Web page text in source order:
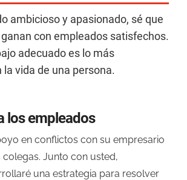
ambicioso y apasionado, sé que
ganan con empleados satisfechos.
adecuado es lo más
vida de una persona.
los empleados
en conflictos con su empresario
colegas. Junto con usted,
una estrategia para resolver